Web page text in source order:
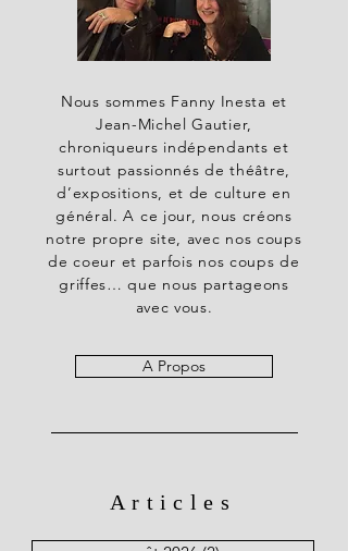
Nous sommes Fanny Inesta et
Jean-Michel Gautier,
chroniqueurs indépendants et
surtout passionnés de théâtre,
d’expositions, et de culture en
général. A ce jour, nous créons
notre propre site, avec nos coups
de coeur et parfois nos coups de
griffes… que nous partageons
avec vous.
A Propos
Articles